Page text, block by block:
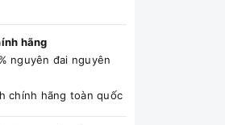
hãng
nguyên đai nguyên
chính hãng toàn quốc